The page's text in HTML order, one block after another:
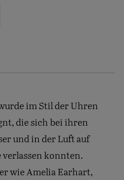
im Stil der Uhren
die sich bei ihren
und in der Luft auf
konnten.
wie Amelia Earhart,